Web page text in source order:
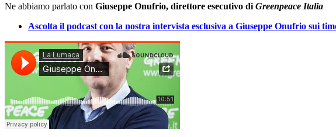
Ne abbiamo parlato con Giuseppe Onufrio, direttore esecutivo di Greenpeace Italia
Ascolta il podcast con la nostra intervista esclusiva a Giuseppe Onufrio sui